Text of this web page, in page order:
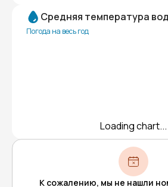
Средняя температура
Погода на весь год
Loading chart...
К сожалению, мы не нашли